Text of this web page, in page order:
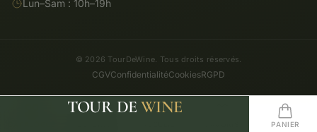
Lun–Sam : 10h–19h
© 2026 TourDeWine. Tous droits réservés.
CGVConfidentialitéCookiesRGPD
PANIER
TOUR DE WINE